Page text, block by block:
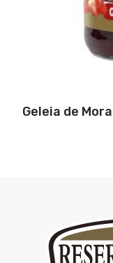
Geleia de